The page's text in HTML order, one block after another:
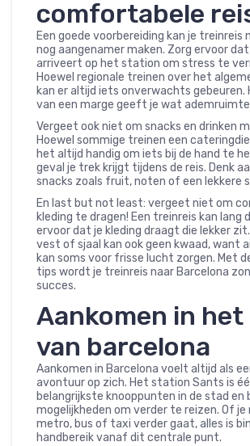
comfortabele
Een goede voorbereiding kan je treinreis
nog aangenamer maken. Zorg ervoor
arriveert op het station om stress te
Hoewel regionale treinen over het
kan er altijd iets onverwachts gebeuren.
van een marge geeft je wat
Vergeet ook niet om snacks en drinken
Hoewel sommige treinen een
het altijd handig om iets bij de hand te
geval je trek krijgt tijdens de reis. Denk
snacks zoals fruit, noten of een lekkere
En last but not least: vergeet niet om
kleding te dragen! Een treinreis kan lang
ervoor dat je kleding draagt die lekker
vest of sjaal kan ook geen kwaad, want
kan soms voor frisse lucht zorgen. Met
tips wordt je treinreis naar Barcelona
succes.
Aankomen in
van barcelona
Aankomen in Barcelona voelt altijd als
avontuur op zich. Het station Sants is
belangrijkste knooppunten in de stad en
mogelijkheden om verder te reizen. Of je
metro, bus of taxi verder gaat, alles is
handbereik vanaf dit centrale punt.